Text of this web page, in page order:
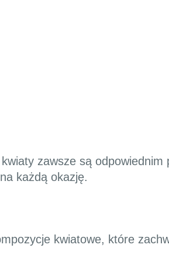
zawsze są odpowiednim
każdą okazję.
kwiatowe, które